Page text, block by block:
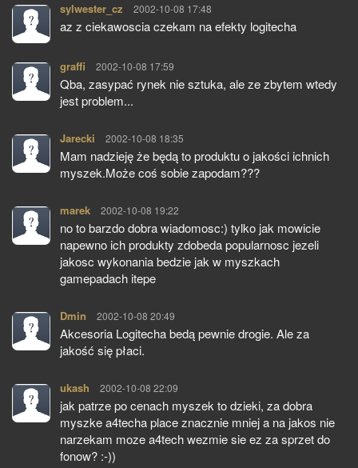
sylwester_cz pisze:
2002-10-08 17:48
az z ciekawoscia czekam na efekty logitecha
graffi pisze:
2002-10-08 17:59
Qba, zasypać rynek nie sztuka, ale ze zbytem wtedy
jest problem...
Jarecki pisze:
2002-10-08 18:35
Mam nadzieję że będą to produktu o jakości ichnich
myszek.Może coś sobie zapodam???
marek pisze:
2002-10-08 19:22
no to barzdo dobra wiadomosc:) tylko jak mowicie
napewno ich produkty zdobeda popularnosc jezeli
jakosc wykonania bedzie jak w myszkach
gamepadach itepe
Dmin pisze:
2002-10-08 20:49
Akcesoria Logitecha bedą pewnie drogie. Ale za
jakość się płaci.
ukash pisze:
2002-10-08 22:09
jak patrze po cenach myszek to dzieki, za dobra
myszke a4techa place znacznie mniej a na jakos nie
narzekam moze a4tech wezmie sie ez za sprzet do
fonow? :-))